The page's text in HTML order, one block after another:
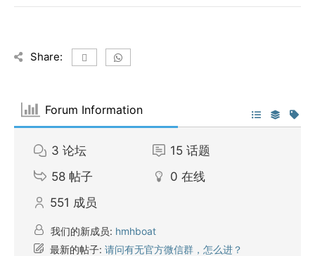
Share:
Forum Information
3 论坛 15 话题
58 帖子 0 在线
551 成员
我们的新成员: hmhboat
最新的帖子: 请问有无官方微信群，怎么进？